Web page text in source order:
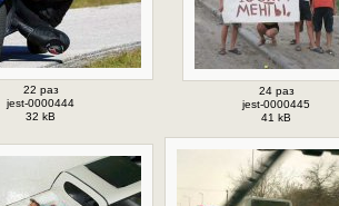
22 раз
jest-0000444
32 kB
24 раз
jest-0000445
41 kB